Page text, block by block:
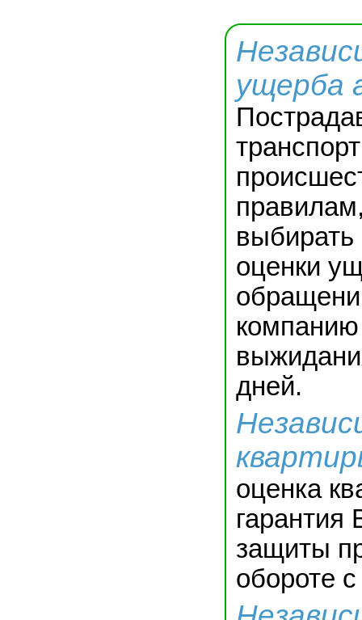
ущерба
оценки
компанию
дней.
оценка
гарантия
защиты
обороте